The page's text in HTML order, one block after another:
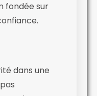
fondée sur
dans une